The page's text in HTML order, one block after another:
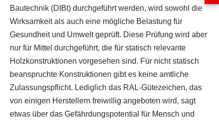
Bautechnik (DIBt) durchgeführt werden, wird sowohl die
Wirksamkeit als auch eine mögliche Belastung für
Gesundheit und Umwelt geprüft. Diese Prüfung wird aber
nur für Mittel durchgeführt, die für statisch relevante
Holzkonstruktionen vorgesehen sind. Für nicht statisch
beanspruchte Konstruktionen gibt es keine amtliche
Zulassungspflicht. Lediglich das RAL-Gütezeichen, das
von einigen Herstellern freiwillig angeboten wird, sagt
etwas über das Gefährdungspotential für Mensch und